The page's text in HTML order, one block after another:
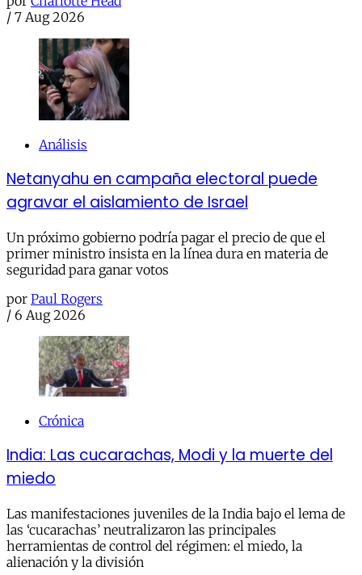
/ 7 Aug 2026
Análisis
Netanyahu en campaña electoral puede
agravar el aislamiento de Israel
Un próximo gobierno podría pagar el precio de que el
primer ministro insista en la línea dura en materia de
seguridad para ganar votos
por Paul Rogers
/ 6 Aug 2026
Crónica
India: Las cucarachas, Modi y la muerte del
miedo
Las manifestaciones juveniles de la India bajo el lema de
las ‘cucarachas’ neutralizaron las principales
herramientas de control del régimen: el miedo, la
alienación y la división